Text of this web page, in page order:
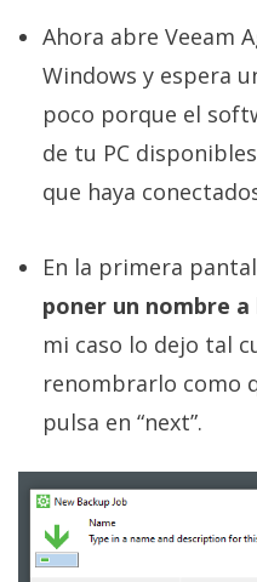
Ahora abre Veeam
Windows y espera
poco porque el
de tu PC
que haya
En la primera
poner un nombre
mi caso lo dejo tal
renombrarlo como
pulsa en “next”.